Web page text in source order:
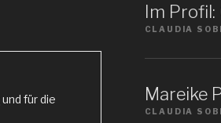
und für die
Im
CLAUDIA
Mareike
CLAUDIA